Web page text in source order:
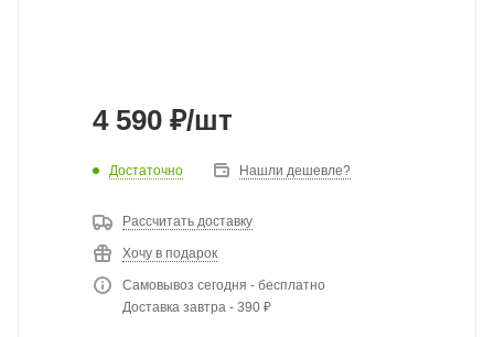
4 590 ₽/шт
Достаточно Нашли дешевле?
Рассчитать доставку
Хочу в подарок
Самовывоз сегодня - бесплатно
Доставка завтра - 390 ₽